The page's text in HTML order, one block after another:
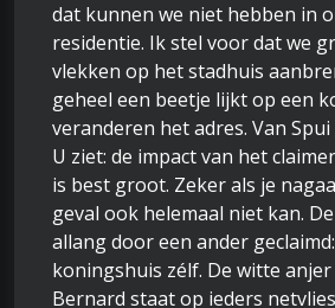
dat kunnen we niet hebben in
residentie. Ik stel voor dat we
vlekken op het stadhuis
geheel een beetje lijkt op een
veranderen het adres. Van
U ziet: de impact van het
is best groot. Zeker als je
geval ook helemaal niet kan.
allang door een ander
koningshuis zélf. De witte
Bernard staat op ieders